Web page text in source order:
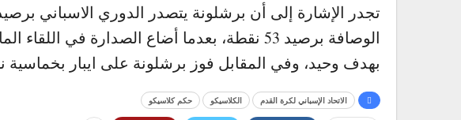
الوصافة برصيد 53 نقطة، بعدما أضاع الصدارة في
بهدف وحيد، وفي المقابل فوز برشلونة على ايبار بخماسية
الاتحاد الإسباني لكرة القدم الكلاسيكو حكم كلاسيكو